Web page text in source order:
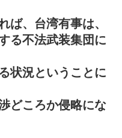
ば、台湾有事は、
る不法武装集団に
状況ということに
どころか侵略にな